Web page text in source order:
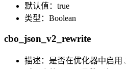
默认值：true
类型：Boolean
cbo_json_v2_rewrite
描述：是否在优化器中启用